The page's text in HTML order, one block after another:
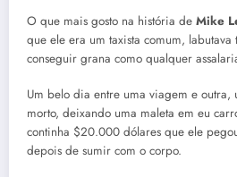
O que mais gosto na história de Mike
que ele era um taxista comum, labutava
conseguir grana como qualquer
Um belo dia entre uma viagem e outra,
morto, deixando uma maleta em eu
continha $20.000 dólares que ele
depois de sumir com o corpo.